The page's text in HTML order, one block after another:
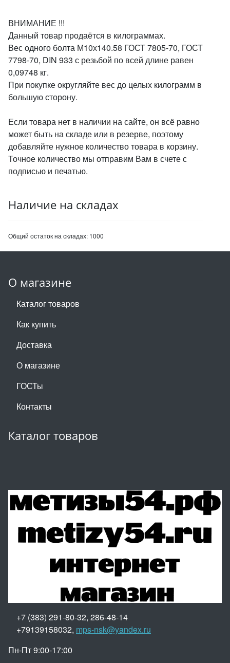
ВНИМАНИЕ !!!
Данный товар продаётся в килограммах.
Вес одного болта М10х140.58 ГОСТ 7805-70, ГОСТ
7798-70, DIN 933 с резьбой по всей длине равен
0,09748 кг.
При покупке округляйте вес до целых килограмм в
большую сторону.
Если товара нет в наличии на сайте, он всё равно
может быть на складе или в резерве, поэтому
добавляйте нужное количество товара в корзину.
Точное количество мы отправим Вам в счете с
подписью и печатью.
Наличие на складах
Общий остаток на складах: 1000
О магазине
Каталог товаров
Как купить
Доставка
О магазине
ГОСТы
Контакты
Каталог товаров
+7 (383) 291-80-32, 286-48-14
+79139158032, mps-nsk@yandex.ru
Пн-Пт 9:00-17:00